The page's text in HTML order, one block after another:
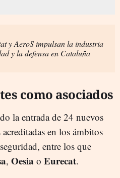
y AeroS impulsan la industria
y la defensa en Cataluña
como asociados
la entrada de 24 nuevos
en los ámbitos
entre los que
, Oesia o Eurecat.